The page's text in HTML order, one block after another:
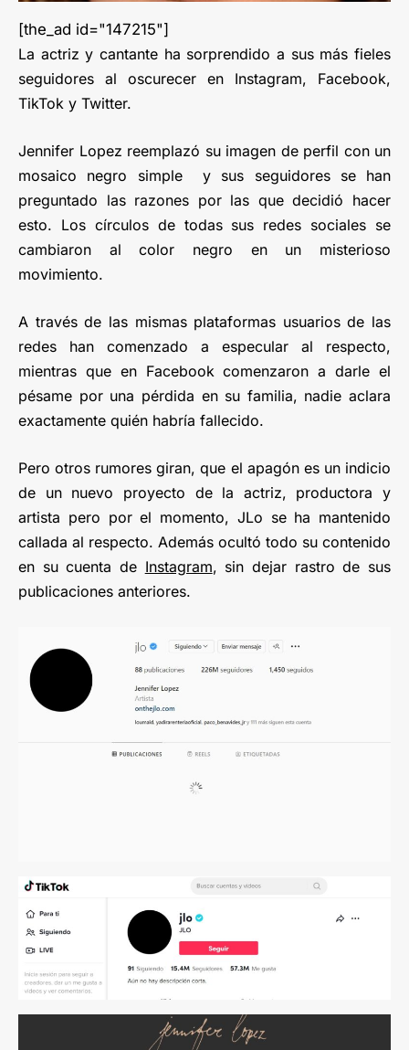
[the_ad id="147215"]
La actriz y cantante ha sorprendido a sus más fieles
seguidores al oscurecer en Instagram, Facebook,
TikTok y Twitter.
Jennifer Lopez reemplazó su imagen de perfil con un
mosaico negro simple y sus seguidores se han
preguntado las razones por las que decidió hacer
esto. Los círculos de todas sus redes sociales se
cambiaron al color negro en un misterioso
movimiento.
A través de las mismas plataformas usuarios de las
redes han comenzado a especular al respecto,
mientras que en Facebook comenzaron a darle el
pésame por una pérdida en su familia, nadie aclara
exactamente quién habría fallecido.
Pero otros rumores giran, que el apagón es un indicio
de un nuevo proyecto de la actriz, productora y
artista pero por el momento, JLo se ha mantenido
callada al respecto. Además ocultó todo su contenido
en su cuenta de Instagram, sin dejar rastro de sus
publicaciones anteriores.